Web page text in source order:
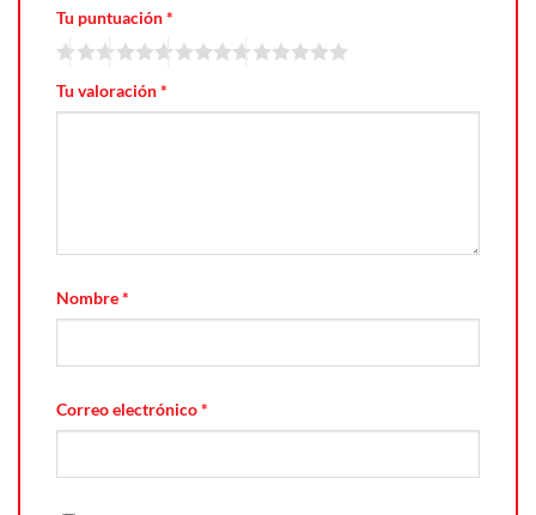
Tu puntuación*
Tu valoración*
Nombre*
Correo electrónico*